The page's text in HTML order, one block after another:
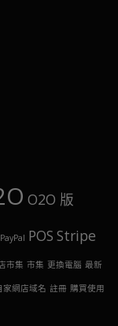
O2O 版
PayPal POS Stripe
市集 市集 更換電腦 最新
家網店域名 註冊 購買使用